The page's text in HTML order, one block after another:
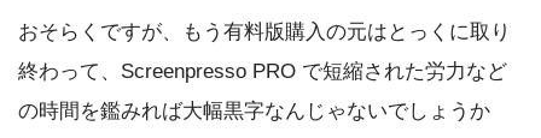
おそらくですが、もう有料版購入の元はとっくに取り
終わって、Screenpresso PRO で短縮された労力など
の時間を鑑みれば大幅黒字なんじゃないでしょうか